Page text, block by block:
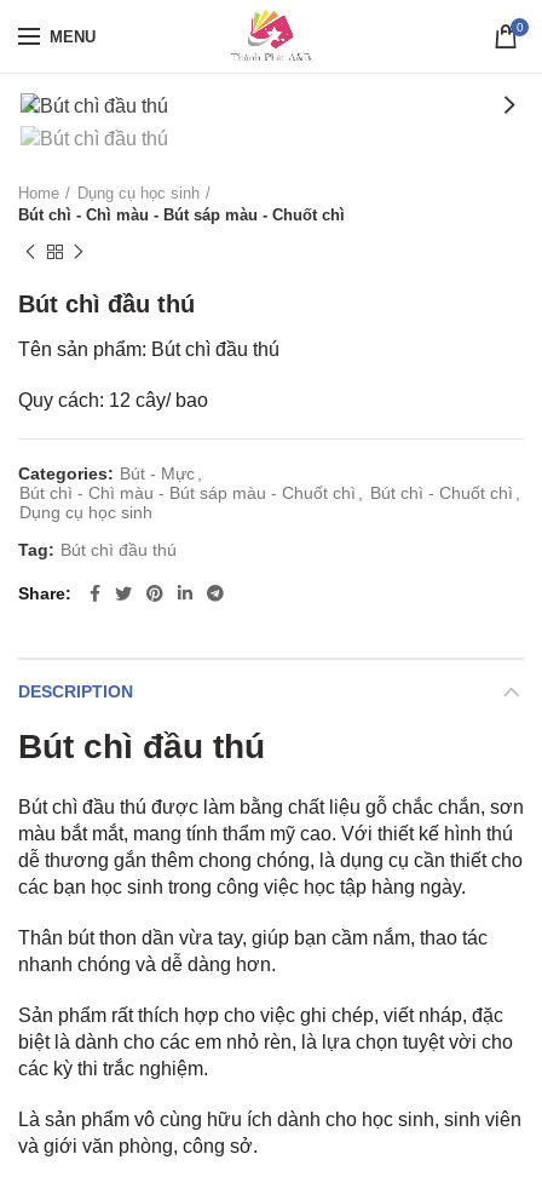
MENU 0
Home
Dụng cụ học sinh
Bút chì - Chì màu - Bút sáp màu - Chuốt chì
Bút chì đầu thú
Tên sản phẩm: Bút chì đầu thú
Quy cách: 12 cây/ bao
Categories: Bút - Mực
Bút chì - Chì màu - Bút sáp màu - Chuốt chì
Bút chì - Chuốt chì
Dụng cụ học sinh
Tag: Bút chì đầu thú
Share
DESCRIPTION
Bút chì đầu thú
Bút chì đầu thú được làm bằng chất liệu gỗ chắc chắn, sơn
màu bắt mắt, mang tính thẩm mỹ cao. Với thiết kế hình thú
dễ thương gắn thêm chong chóng, là dụng cụ cần thiết cho
các bạn học sinh trong công việc học tập hàng ngày.
Thân bút thon dần vừa tay, giúp bạn cầm nắm, thao tác
nhanh chóng và dễ dàng hơn.
Sản phẩm rất thích hợp cho việc ghi chép, viết nháp, đặc
biệt là dành cho các em nhỏ rèn, là lựa chọn tuyệt vời cho
các kỳ thi trắc nghiệm.
Là sản phẩm vô cùng hữu ích dành cho học sinh, sinh viên
và giới văn phòng, công sở.